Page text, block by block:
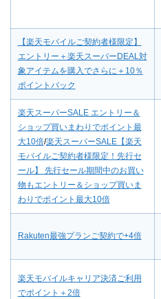
【楽天モバイルご契約者様限定】
エントリー＋楽天スーパーDEAL対
象アイテムを購入でさらに＋10％
ポイントバック
楽天スーパーSALE エントリー＆
ショップ買いまわりでポイント最
大10倍/楽天スーパーSALE【楽天
モバイルご契約者様限定！先行セ
ール】 先行セール期間中のお買い
物もエントリー＆ショップ買いま
わりでポイント最大10倍
Rakuten最強プランご契約で+4倍
楽天モバイルキャリア決済ご利用
でポイント＋2倍